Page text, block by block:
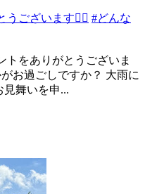
ございます🙇‍♂️ #どんな
トをありがとうございま
お過ごしですか？ 大雨に
見舞いを申...